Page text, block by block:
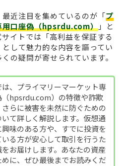
近注目を集めているのが「プ
用口座偽（hpsrdu.com）」と
イトでは「高利益を保証する
して魅力的な内容を謳ってい
の疑問が寄せられています。
、プライマリーマーケット専
（hpsrdu.com）の特徴や詐欺
らに被害を未然に防ぐための
て詳しく解説します。仮想通
味のある方や、すでに投資を
る方が安心して取引を行うた
お届けします。あなたの資産
に、ぜひ最後までお読みくだ